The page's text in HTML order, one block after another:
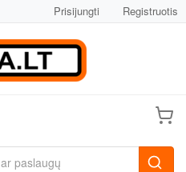
Prisijungti Registruotis